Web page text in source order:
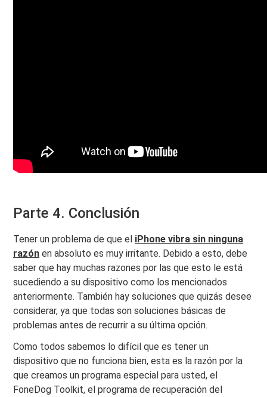
Parte 4. Conclusión
Tener un problema de que el iPhone vibra sin ninguna
razón en absoluto es muy irritante. Debido a esto, debe
saber que hay muchas razones por las que esto le está
sucediendo a su dispositivo como los mencionados
anteriormente. También hay soluciones que quizás desee
considerar, ya que todas son soluciones básicas de
problemas antes de recurrir a su última opción.
Como todos sabemos lo difícil que es tener un
dispositivo que no funciona bien, esta es la razón por la
que creamos un programa especial para usted, el
FoneDog Toolkit, el programa de recuperación del